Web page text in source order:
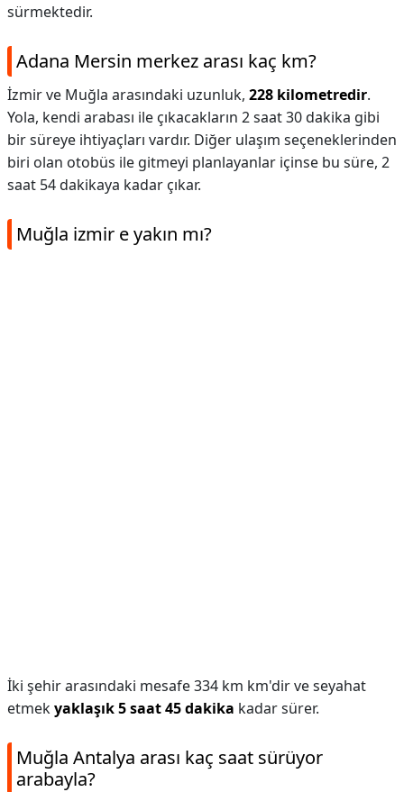
sürmektedir.
Adana Mersin merkez arası kaç km?
İzmir ve Muğla arasındaki uzunluk, 228 kilometredir.
Yola, kendi arabası ile çıkacakların 2 saat 30 dakika gibi
bir süreye ihtiyaçları vardır. Diğer ulaşım seçeneklerinden
biri olan otobüs ile gitmeyi planlayanlar içinse bu süre, 2
saat 54 dakikaya kadar çıkar.
Muğla izmir e yakın mı?
İki şehir arasındaki mesafe 334 km km'dir ve seyahat
etmekyaklaşık 5 saat 45 dakika kadar sürer.
Muğla Antalya arası kaç saat sürüyor
arabayla?